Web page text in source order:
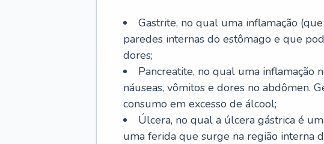
Gastrite, no qual uma inflamação
paredes internas do estômago e que
dores;
Pancreatite, no qual uma inflamação
náuseas, vômitos e dores no abdômen.
consumo em excesso de álcool;
Úlcera, no qual a úlcera gástrica é
uma ferida que surge na região interna